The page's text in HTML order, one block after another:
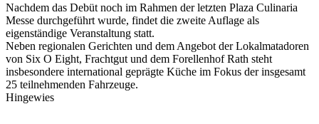
Nachdem das Debüt noch im Rahmen der letzten Plaza Culinaria
Messe durchgeführt wurde, findet die zweite Auflage als
eigenständige Veranstaltung statt.
Neben regionalen Gerichten und dem Angebot der Lokalmatadoren
von Six O Eight, Frachtgut und dem Forellenhof Rath steht
insbesondere international geprägte Küche im Fokus der insgesamt
25 teilnehmenden Fahrzeuge.
Hingewies